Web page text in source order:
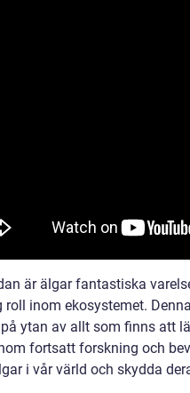
är älgar fantastiska
roll inom ekosystemet.
ytan av allt som finns att
fortsatt forskning och
i vår värld och skydda